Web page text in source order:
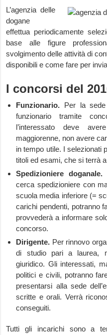
L’agenzia delle
dogane
effettua periodicamente
base alle figure
svolgimento delle attività di
disponibili e come fare per
I concorsi del
Funzionario. Per la
funzionario tramite
l’interessato deve
maggiorenne, non avere
in tempo utile. I selezionati
titoli ed esami, che si terrà
Spedizioniere doganale.
cerca spedizioniere con
scuola media inferiore (=
carichi pendenti, potranno
provvederà a informare
concorso.
Dirigente. Per rinnovo
di studio pari a laurea,
giuridico. Gli interessati,
politici e civili, potranno
presentarsi alla sede
scritte e orali. Verrà
conseguiti.
Tutti gli incarichi sono a